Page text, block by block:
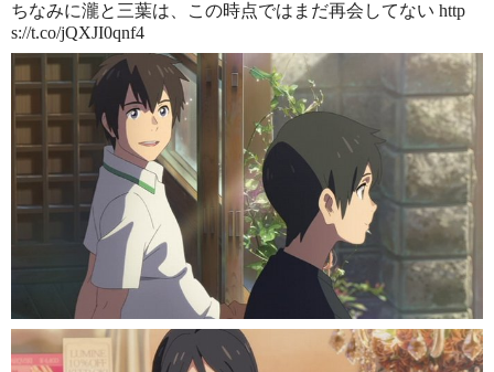
ちなみに瀧と三葉は、この時点ではまだ再会してない http
s://t.co/jQXJI0qnf4